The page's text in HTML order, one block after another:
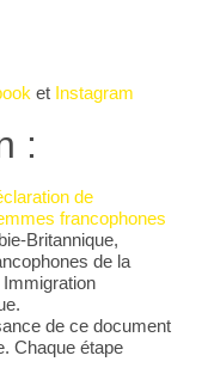
et Instagram
:
de
francophones
Britannique,
de la
de ce document
Chaque étape